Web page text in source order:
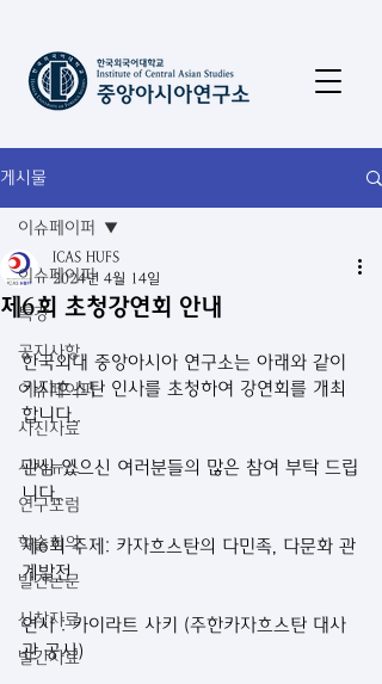
게시물
이슈페이퍼
특강
공지사항
이슈페이퍼
사진자료
시사뉴스
연구포럼
학술회의
발간논문
신착자료
발간자료
이슈페이퍼
제6회 초청강연회 안내
ICAS HUFS
2024년 4월 14일
한국외대 중앙아시아 연구소는 아래와 같이
카자흐스탄 인사를 초청하여 강연회를 개최
합니다..
관심 있으신 여러분들의 많은 참여 부탁 드립
니다..
제6회 주제: 카자흐스탄의 다민족, 다문화 관
계발전
연사 : 카이라트 사키 (주한카자흐스탄 대사
관 공사)